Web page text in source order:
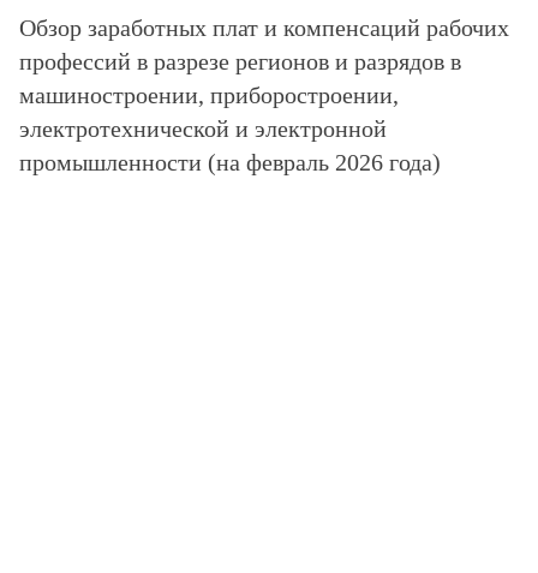
Обзор заработных плат и компенсаций рабочих
профессий в разрезе регионов и разрядов в
машиностроении, приборостроении,
электротехнической и электронной
промышленности (на февраль 2026 года)